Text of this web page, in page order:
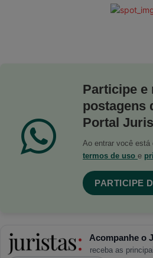
Participe e
postagens
Portal
Ao entrar você está
termos de uso e
PARTICIPE
Acompanhe o
receba as